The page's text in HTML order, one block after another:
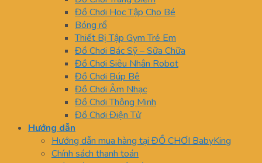
Đồ Chơi Học Tập Cho Bé
Bóng rổ
Thiết Bị Tập Gym Trẻ Em
Đồ Chơi Bác Sỹ – Sữa Chữa
Đồ Chơi Siêu Nhân Robot
Đồ Chơi Búp Bê
Đồ Chơi Âm Nhạc
Đồ Chơi Thông Minh
Đồ Chơi Điện Tử
Hướng dẫn
Hướng dẫn mua hàng tại ĐỒ CHƠI BabyKing
Chính sách thanh toán